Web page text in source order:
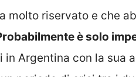
molto riservato e che
è solo
Argentina con la sua